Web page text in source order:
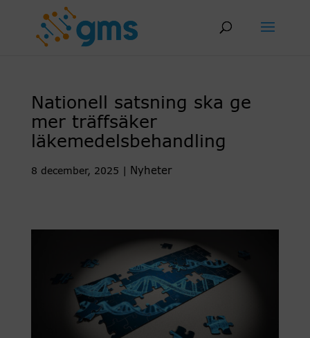
Nationell satsning ska ge
mer träffsäker
läkemedelsbehandling
8 december, 2025 Nyheter